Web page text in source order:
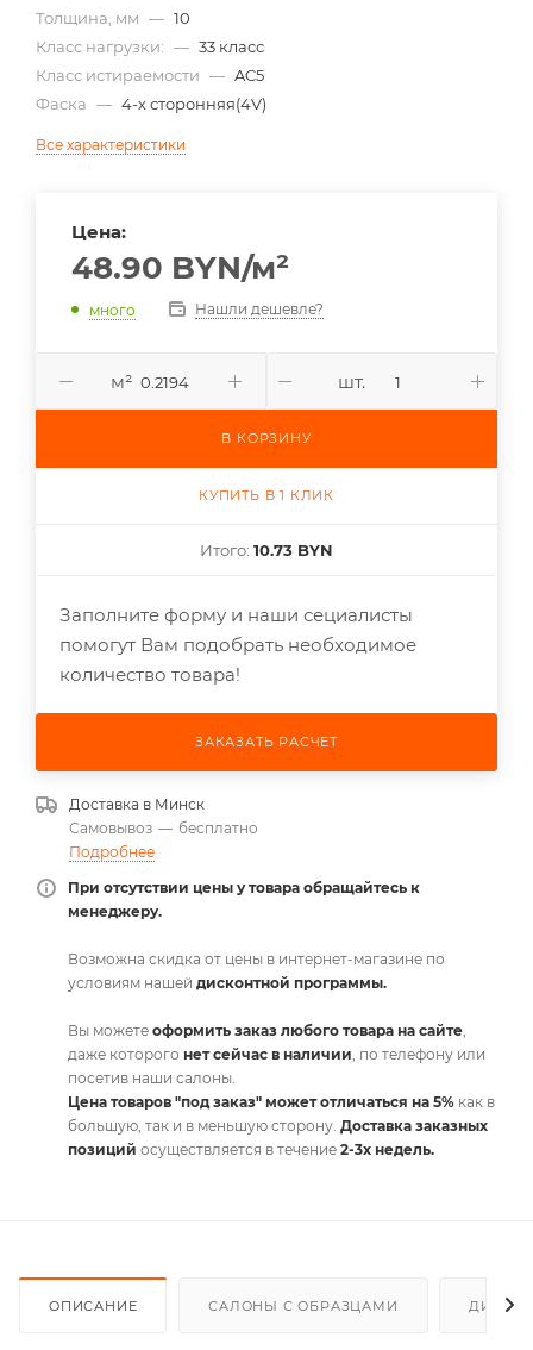
Толщина, мм — 10
Класс нагрузки: — 33 класс
Класс истираемости — AC5
Фаска — 4-х сторонняя(4V)
Все характеристики
Цена:
48.90 BYN/м²
много Нашли дешевле?
м² шт.
В КОРЗИНУ
КУПИТЬ В 1 КЛИК
Итого: 10.73 BYN
Заполните форму и наши сециалисты
помогут Вам подобрать необходимое
количество товара!
ЗАКАЗАТЬ РАСЧЕТ
Доставка в Минск
Самовывоз — бесплатно
Подробнее
При отсутствии цены у товара обращайтесь к
менеджеру.
Возможна скидка от цены в интернет-магазине по
условиям нашей дисконтной программы.
Вы можете оформить заказ любого товара на сайте,
даже которого нет сейчас в наличии, по телефону или
посетив наши салоны.
Цена товаров "под заказ" может отличаться на 5% как в
большую, так и в меньшую сторону. Доставка заказных
позиций осуществляется в течение 2-3х недель.
ОПИСАНИЕ САЛОНЫ С ОБРАЗЦАМИ